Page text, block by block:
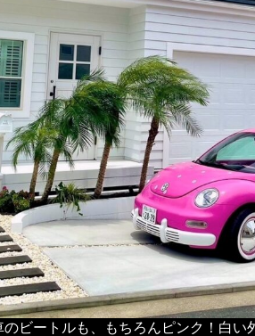
のビートルも、もちろんピンク！白い